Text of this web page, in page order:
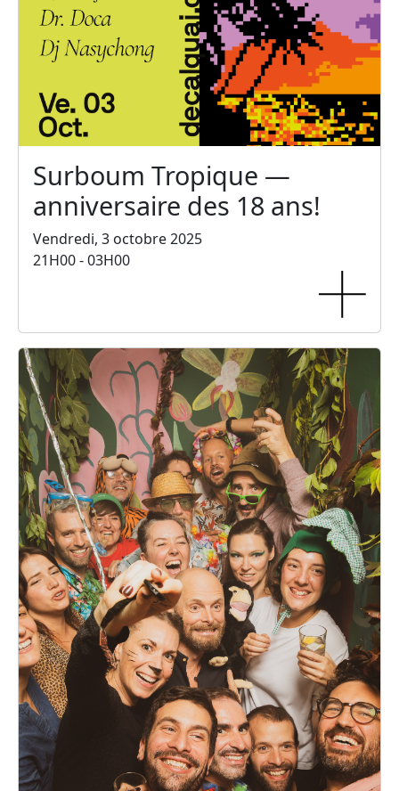
Surboum Tropique —
anniversaire des 18 ans!
Vendredi, 3 octobre 2025
21H00 - 03H00